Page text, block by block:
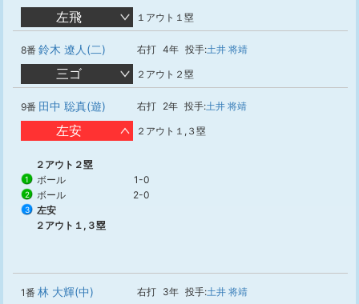
左飛 １アウト１塁
8番 鈴木 遼人(二) 右打 4年 投手:土井 将靖
三ゴ ２アウト２塁
9番 田中 聡真(遊) 右打 2年 投手:土井 将靖
左安 ２アウト１,３塁
２アウト２塁
1 ボール 1-0
2 ボール 2-0
3
左安
２アウト１,３塁
1番 林 大輝(中) 右打 3年 投手:土井 将靖